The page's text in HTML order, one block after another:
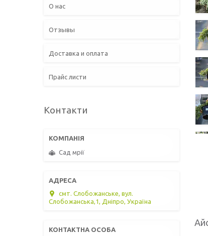
О нас
Отзывы
Доставка и оплата
Прайс листи
Контакти
Сад мрії
смт. Слобожанське, вул.
Слобожанська,1, Дніпро, Україна